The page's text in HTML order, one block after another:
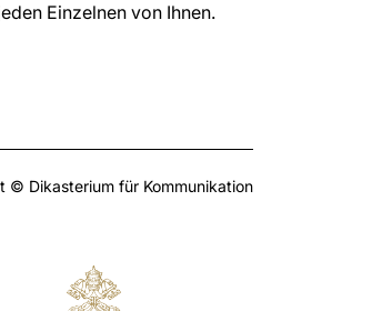
Einzelnen von Ihnen.
© Dikasterium für Kommunikation